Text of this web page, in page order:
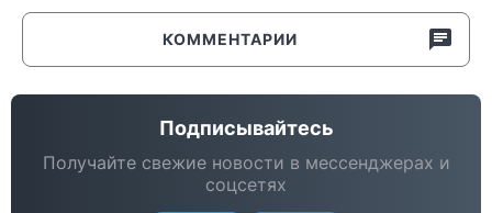
КОММЕНТАРИИ
Подписывайтесь
Получайте свежие новости в мессенджерах и
соцсетях